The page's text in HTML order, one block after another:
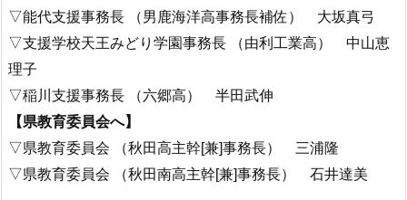
▽能代支援事務長 （男鹿海洋高事務長補佐） 大坂真弓
▽支援学校天王みどり学園事務長 （由利工業高） 中山恵
理子
▽稲川支援事務長 （六郷高） 半田武伸
【県教育委員会へ】
▽県教育委員会 （秋田高主幹[兼]事務長） 三浦隆
▽県教育委員会 （秋田南高主幹[兼]事務長） 石井達美